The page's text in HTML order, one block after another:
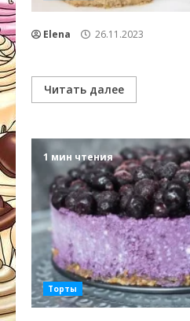
Elena 26.11.2023
Читать далее
1 мин чтения
Торты